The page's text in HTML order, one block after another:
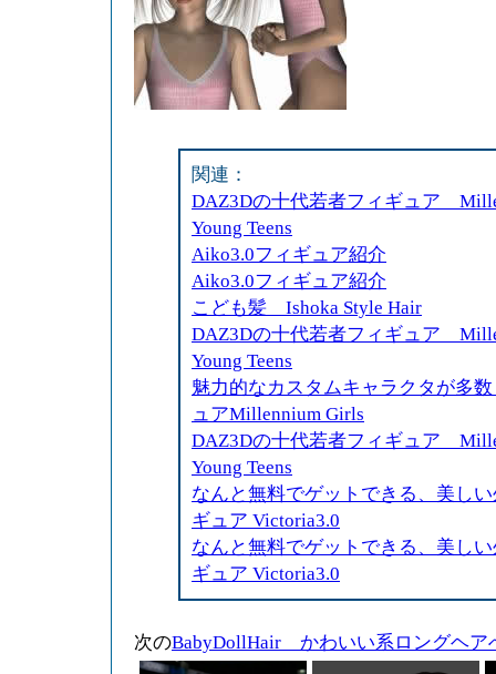
関連：
DAZ3Dの十代若者フィギュア
Young Teens
Aiko3.0フィギュア紹介
Aiko3.0フィギュア紹介
こども髪 Ishoka Style Hair
DAZ3Dの十代若者フィギュア
Young Teens
魅力的なカスタムキャラクタが多
ュアMillennium Girls
DAZ3Dの十代若者フィギュア
Young Teens
なんと無料でゲットできる、美し
ギュア Victoria3.0
なんと無料でゲットできる、美し
ギュア Victoria3.0
次のBabyDollHair かわいい系ロングヘア